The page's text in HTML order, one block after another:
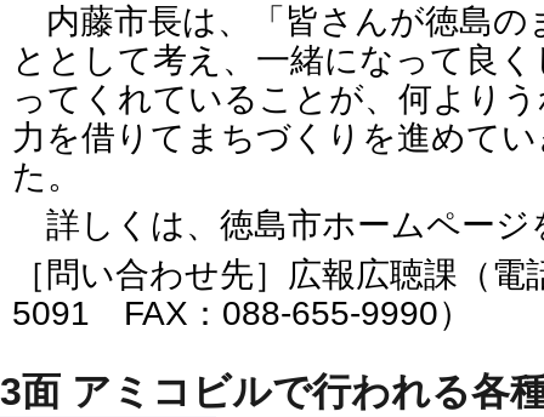
内藤市長は、「皆さんが徳島の
ととして考え、一緒になって良
ってくれていることが、何より
力を借りてまちづくりを進めて
た。
詳しくは、徳島市ホームページ
［問い合わせ先］広報広聴課（
5091 FAX：088-655-9990）
3面 アミコビルで行われる各